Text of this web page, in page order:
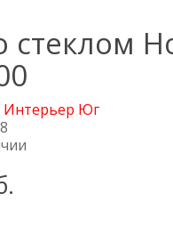
стеклом
Интерьер Юг